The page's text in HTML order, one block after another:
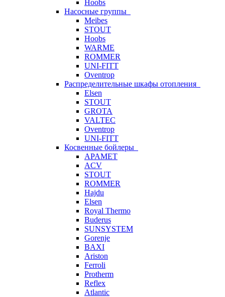
Hoobs
Насосные группы
Meibes
STOUT
Hoobs
WARME
ROMMER
UNI-FITT
Oventrop
Распределительные шкафы отопления
Elsen
STOUT
GROTA
VALTEC
Oventrop
UNI-FITT
Косвенные бойлеры
APAMET
ACV
STOUT
ROMMER
Hajdu
Elsen
Royal Thermo
Buderus
SUNSYSTEM
Gorenje
BAXI
Ariston
Ferroli
Protherm
Reflex
Atlantic